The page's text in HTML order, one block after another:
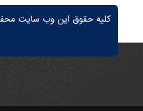
کلیه حقوق این وب سایت